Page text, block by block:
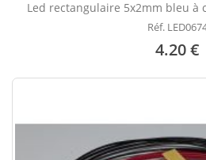
Led rectangulaire 5x2mm bleu à
Réf.
4.20 €